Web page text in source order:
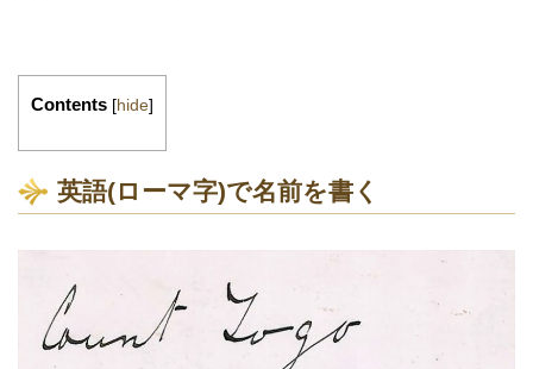
Contents [hide]
英語(ローマ字)で名前を書く